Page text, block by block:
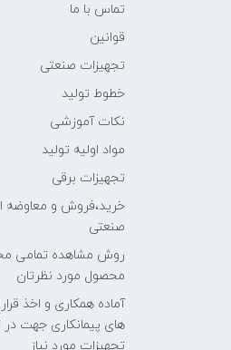
تماس با ما
قوانین
تجهیزات صنعتی
خطوط تولید
نکات آموزشی
مواد اولیه تولید
تجهیزات برقی
خرید،فروش و معاوضه
صنعتی
روش مشاهده تمامی
محصول مورد نظرتان
آماده همکاری و اخذ
های پیمانکاری جهت در
تجهیزات مورد نیاز